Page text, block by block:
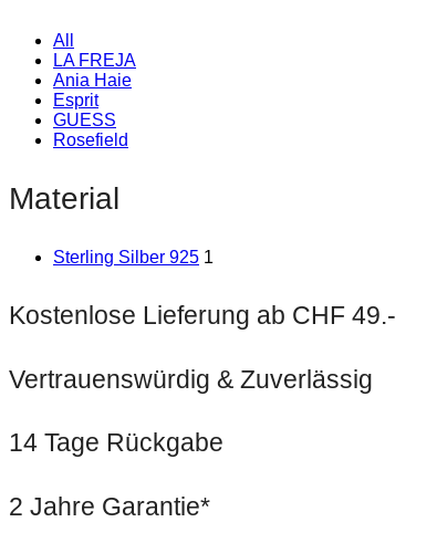
All
LA FREJA
Ania Haie
Esprit
GUESS
Rosefield
Material
Sterling Silber 925 1
Kostenlose Lieferung ab CHF 49.-
Vertrauenswürdig & Zuverlässig
14 Tage Rückgabe
2 Jahre Garantie*